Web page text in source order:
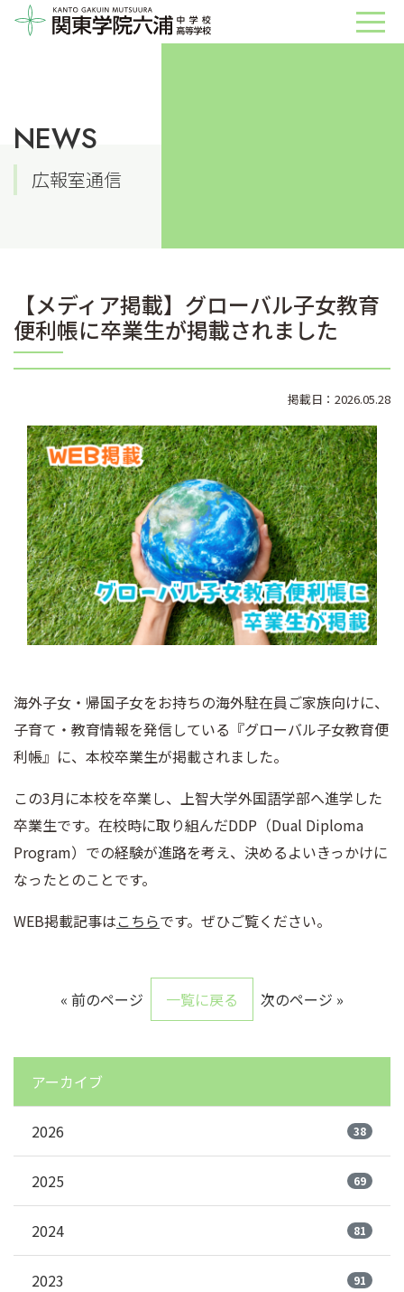
NEWS
広報室通信
【メディア掲載】グローバル子女教育
便利帳に卒業生が掲載されました
掲載日：2026.05.28
海外子女・帰国子女をお持ちの海外駐在員ご家族向けに、
子育て・教育情報を発信している『グローバル子女教育便
利帳』に、本校卒業生が掲載されました。
この3月に本校を卒業し、上智大学外国語学部へ進学した
卒業生です。在校時に取り組んだDDP（Dual Diploma
Program）での経験が進路を考え、決めるよいきっかけに
なったとのことです。
WEB掲載記事はこちらです。ぜひご覧ください。
« 前のページ 一覧に戻る 次のページ »
アーカイブ
2026 38
2025 69
2024 81
2023 91